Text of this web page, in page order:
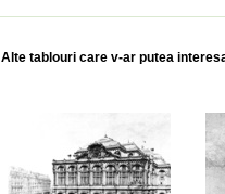
Alte tablouri care v-ar putea